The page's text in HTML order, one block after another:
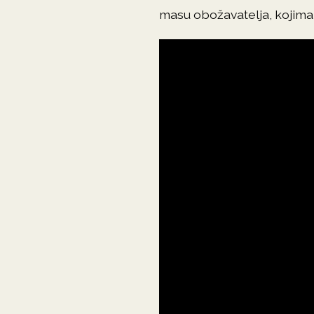
masu obožavatelja,